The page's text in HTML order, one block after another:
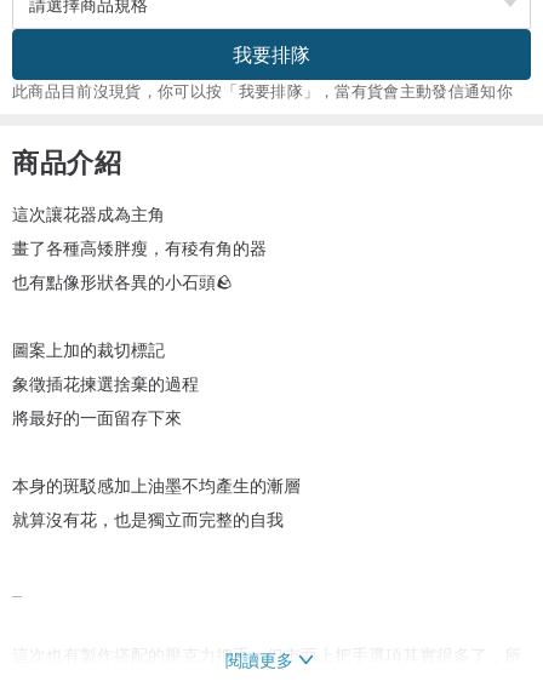
我要排隊
此商品目前沒現貨，你可以按「我要排隊」，當有貨會主動發信通知你
商品介紹
這次讓花器成為主角
畫了各種高矮胖瘦，有稜有角的器
也有點像形狀各異的小石頭🪨
圖案上加的裁切標記
象徵插花揀選捨棄的過程
將最好的一面留存下來
本身的斑駁感加上油墨不均產生的漸層
就算沒有花，也是獨立而完整的自我
這次也有製作搭配的壓克力把手，但市面上把手選項其實很多了，所
閱讀更多